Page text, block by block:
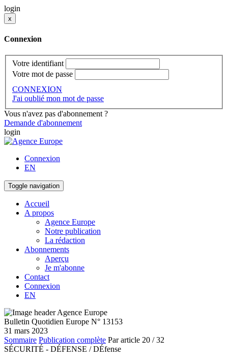
login
x
Connexion
Votre identifiant
Votre mot de passe
CONNEXION
J'ai oublié mon mot de passe
Vous n'avez pas d'abonnement ?
Demande d'abonnement
login
Connexion
EN
Toggle navigation
Accueil
A propos
Agence Europe
Notre publication
La rédaction
Abonnements
Aperçu
Je m'abonne
Contact
Connexion
EN
Bulletin Quotidien Europe N° 13153
31 mars 2023
Sommaire Publication complète Par article 20 / 32
SÉCURITÉ - DÉFENSE / DÉfense